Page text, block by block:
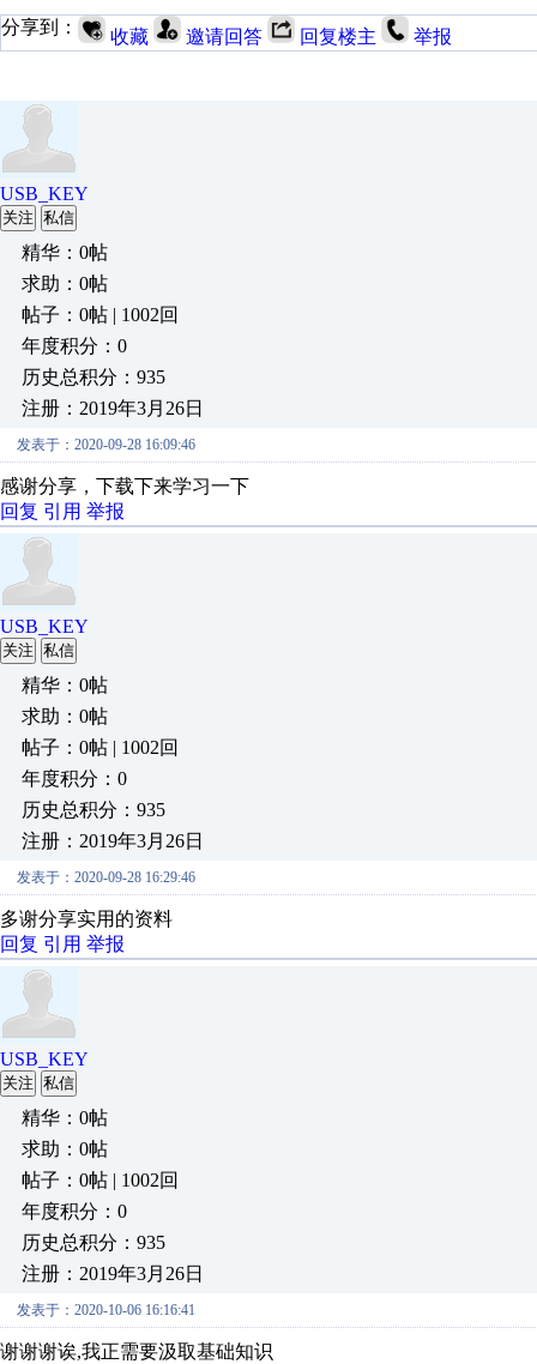
分享到： 收藏 邀请回答 回复楼主 举报
USB_KEY
关注 私信
精华：0帖
求助：0帖
帖子：0帖 | 1002回
年度积分：0
历史总积分：935
注册：2019年3月26日
发表于：2020-09-28 16:09:46
感谢分享，下载下来学习一下
回复 引用 举报
USB_KEY
关注 私信
精华：0帖
求助：0帖
帖子：0帖 | 1002回
年度积分：0
历史总积分：935
注册：2019年3月26日
发表于：2020-09-28 16:29:46
多谢分享实用的资料
回复 引用 举报
USB_KEY
关注 私信
精华：0帖
求助：0帖
帖子：0帖 | 1002回
年度积分：0
历史总积分：935
注册：2019年3月26日
发表于：2020-10-06 16:16:41
谢谢谢诶,我正需要汲取基础知识